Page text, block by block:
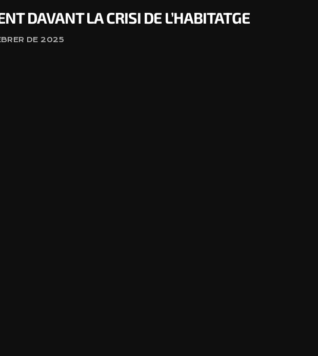
DAVANT LA CRISI DE L’HABITATGE
DE 2025